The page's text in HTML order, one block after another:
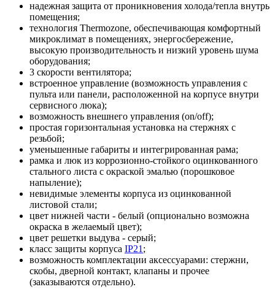
надежная защита от проникновения холода/тепла внутрь
помещения;
технология Thermozone, обеспечивающая комфортный
микроклимат в помещениях, энергосбережение,
высокую производительность и низкий уровень шума
оборудования;
3 скорости вентилятора;
встроенное управление (возможность управления с
пульта или панели, расположенной на корпусе внутри
сервисного люка);
возможность внешнего управления (on/off);
простая горизонтальная установка на стержнях с
резьбой;
уменьшенные габариты и интегрированная рама;
рамка и люк из коррозионно-стойкого оцинкованного
стального листа с окраской эмалью (порошковое
напыление);
невидимые элементы корпуса из оцинкованной
листовой стали;
цвет нижней части - белый (опционально возможна
окраска в желаемый цвет);
цвет решетки выдува - серый;
класс защиты корпуса IP21 ;
возможность комплектации аксессуарами: стержни,
скобы, дверной контакт, клапаны и прочее
(заказываются отдельно).